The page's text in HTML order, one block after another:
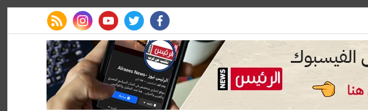
facebook
twitter
youtube
instagram
rss feed